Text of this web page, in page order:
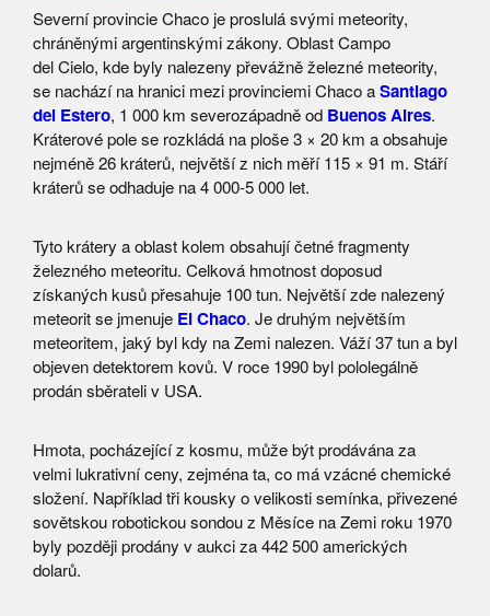
Severní provincie Chaco je proslulá svými meteority,
chráněnými argentinskými zákony. Oblast Campo
del Cielo, kde byly nalezeny převážně železné meteority,
se nachází na hranici mezi provinciemi Chaco aSantiago
del Estero, 1 000 km severozápadně od Buenos Aires.
Kráterové pole se rozkládá na ploše 3 × 20 km a obsahuje
nejméně 26 kráterů, největší z nich měří 115 × 91 m. Stáří
kráterů se odhaduje na 4 000-5 000 let.
Tyto krátery a oblast kolem obsahují četné fragmenty
železného meteoritu. Celková hmotnost doposud
získaných kusů přesahuje 100 tun. Největší zde nalezený
meteorit se jmenuje El Chaco. Je druhým největším
meteoritem, jaký byl kdy na Zemi nalezen. Váží 37 tun a byl
objeven detektorem kovů. V roce 1990 byl pololegálně
prodán sběrateli v USA.
Hmota, pocházející z kosmu, může být prodávána za
velmi lukrativní ceny, zejména ta, co má vzácné chemické
složení. Například tři kousky o velikosti semínka, přivezené
sovětskou robotickou sondou z Měsíce na Zemi roku 1970
byly později prodány v aukci za 442 500 amerických
dolarů.